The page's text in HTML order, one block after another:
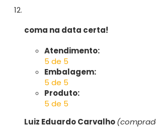
coma na data certa!
Atendimento:
5 de 5
Embalagem:
5 de 5
Produto:
5 de 5
Luiz Eduardo Carvalho